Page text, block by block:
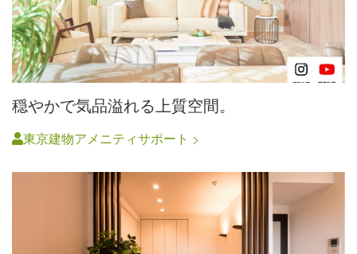
穏やかで気品溢れる上質空間。
東京建物アメニティサポート